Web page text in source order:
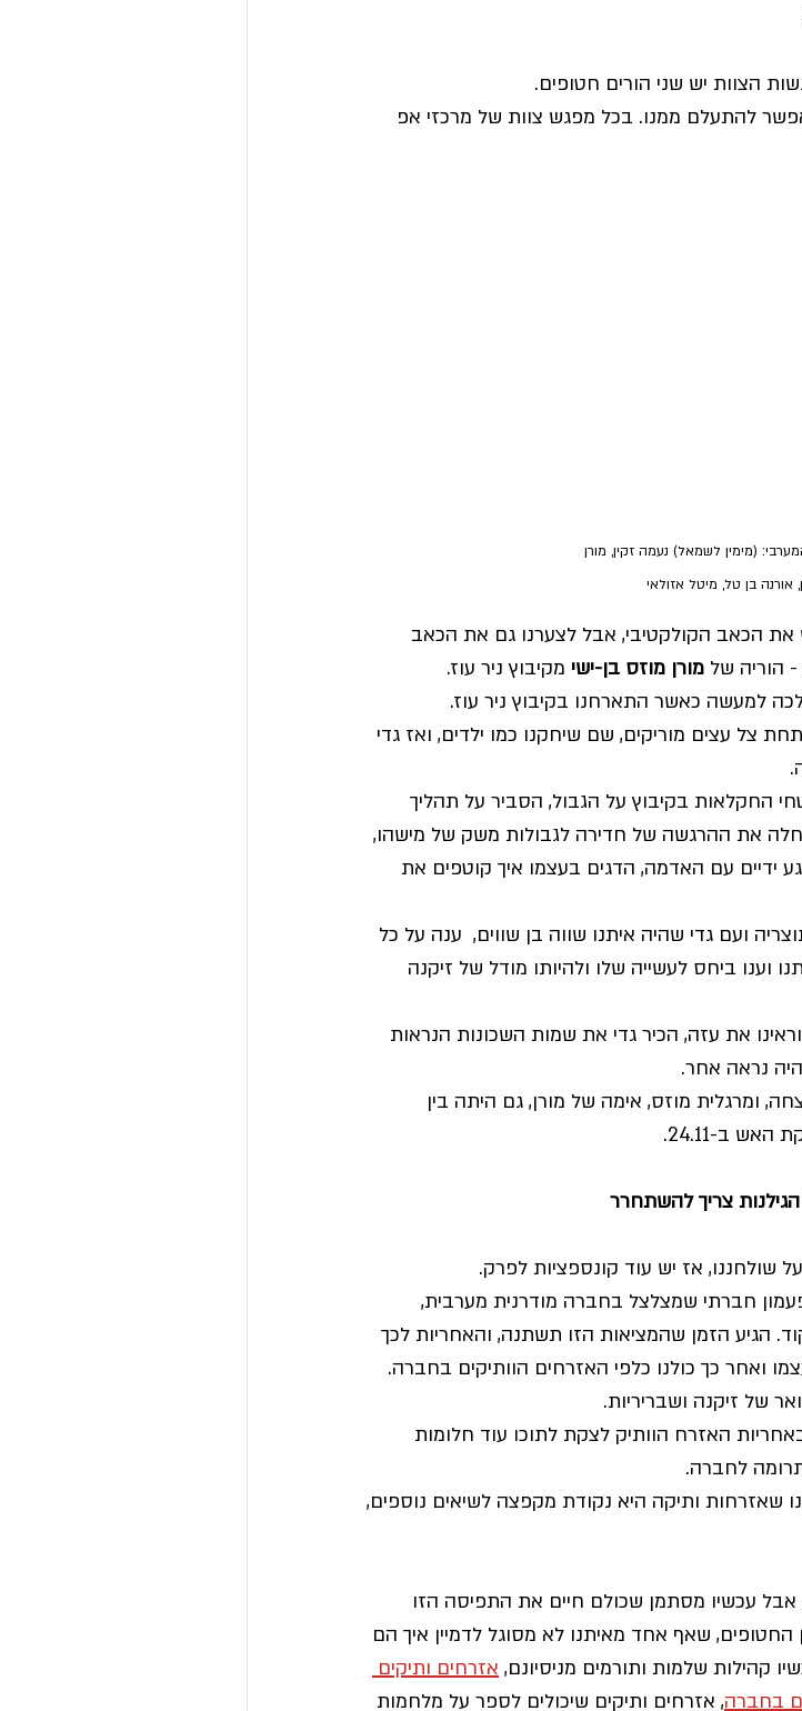
הצוות יש שני הורים חטופים.
להתעלם ממנו. בכל מפגש צוות של מרכזי אפ
הנגב המערבי: (מימין לשמאל) נעמה זקין, מורן
אורנה בן טל, מיטל אזולאי
הכאב הקולקטיבי, אבל לצערנו גם את הכאב
- הוריה של מורן מוזס בן-ישי מקיבוץ ניר עוז.
למעשה כאשר התארחנו בקיבוץ ניר עוז.
עצים מוריקים, שם שיחקנו כמו ילדים, ואז גדי
החקלאות בקיבוץ על הגבול, הסביר על תהליך
את ההרגשה של חדירה לגבולות משק של מישהו,
ידיים עם האדמה, הדגים בעצמו איך קוטפים את
ועם גדי שהיה איתנו שווה בן שווים,  ענה על כל
ביחס לעשייה שלו ולהיותו מודל של זיקנה
את עזה, הכיר גדי את שמות השכונות הנראות
נראה אחר.
בת זוגו של גדי, אפרת כץ בת ה-68, נרצחה, ומרגלית מוזס, אימה של מורן, גם היתה בין
ב-24.11.
צריך להשתחרר
אז יש עוד קונספציות לפרק.
חברתי שמצלצל בחברה מודרנית מערבית,
הגיע הזמן שהמציאות הזו תשתנה, והאחריות לכך
ואחר כך כולנו כלפי האזרחים הוותיקים בחברה.
של זיקנה ושבריריות.
האזרח הוותיק לצקת לתוכו עוד חלומות
לחברה.
שאזרחות ותיקה היא נקודת מקפצה לשיאים נוספים,
שנים, אבל עכשיו מסתמן שכולם חיים את התפיסה הזו
שאף אחד מאיתנו לא מסוגל לדמיין איך הם
קהילות שלמות ותורמים מניסיונם, אזרחים ותיקים
בחברה, אזרחים ותיקים שיכולים לספר על מלחמות